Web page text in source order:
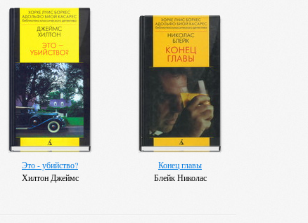
Это - убийство?
Хилтон Джеймс
Конец главы
Блейк Николас